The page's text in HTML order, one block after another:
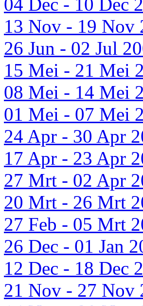
13 Nov - 19 Nov
26 Jun - 02 Jul
15 Mei - 21 Mei
08 Mei - 14 Mei
01 Mei - 07 Mei
24 Apr - 30 Apr
17 Apr - 23 Apr
27 Mrt - 02 Apr
20 Mrt - 26 Mrt
27 Feb - 05 Mrt
26 Dec - 01 Jan
12 Dec - 18 Dec
21 Nov - 27 Nov